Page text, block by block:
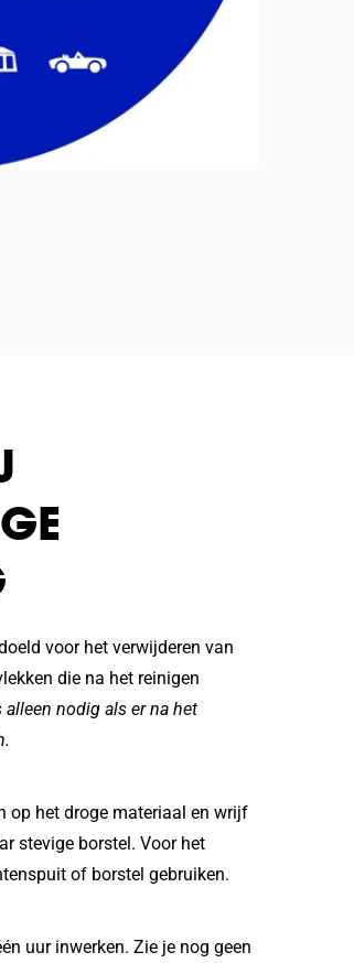
voor het verwijderen van
die na het reinigen
alleen nodig als er na het
op het droge materiaal en wrijf
stevige borstel. Voor het
of borstel gebruiken.
uur inwerken. Zie je nog geen